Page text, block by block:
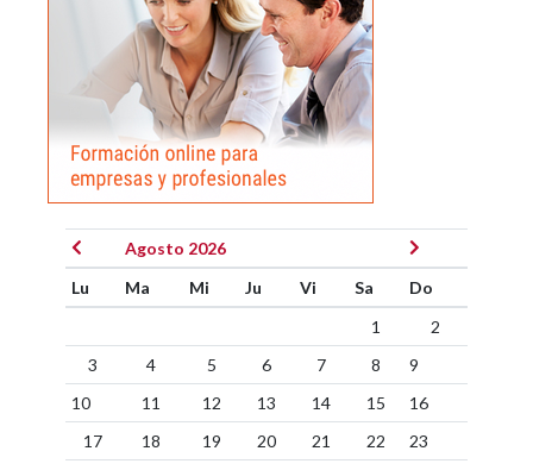
Agosto 2026
Lu
Ma Mi Ju Vi Sa
Do
1
2
3
4 5 6 7 8
9
10
11 12 13 14 15
16
17
18 19 20 21 22
23